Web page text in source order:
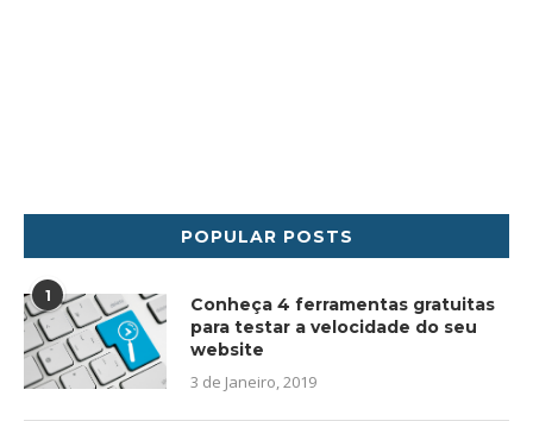
POPULAR POSTS
1
Conheça 4 ferramentas gratuitas
para testar a velocidade do seu
website
3 de Janeiro, 2019